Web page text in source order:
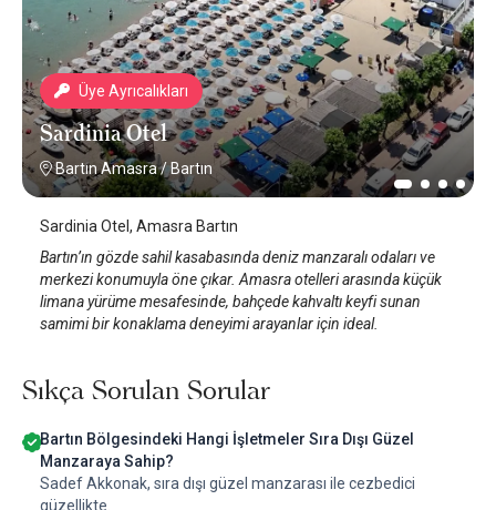
Üye Ayrıcalıkları
Sardinia Otel
Bartın Amasra/ Bartın
Sardinia Otel, Amasra Bartın
Bartın’ın gözde sahil kasabasında deniz manzaralı odaları ve
merkezi konumuyla öne çıkar. Amasra otelleri arasında küçük
limana yürüme mesafesinde, bahçede kahvaltı keyfi sunan
samimi bir konaklama deneyimi arayanlar için ideal.
Sıkça Sorulan Sorular
Bartın Bölgesindeki Hangi İşletmeler Sıra Dışı Güzel
Manzaraya Sahip?
Sadef Akkonak, sıra dışı güzel manzarası ile cezbedici
güzellikte.